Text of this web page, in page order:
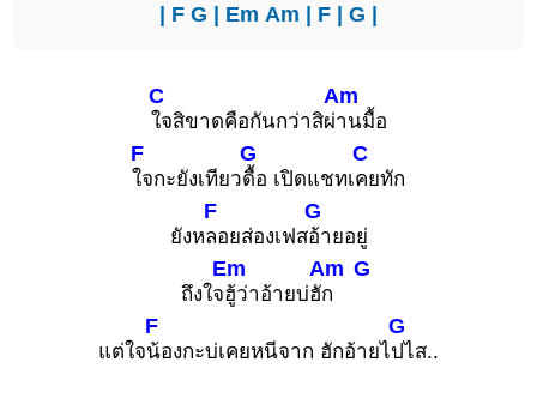
| F G | Em Am | F | G |
C
ใจสิขาดคือกันกว่าสิผ่
Am
านมื้อ
F
ใจกะยังเทียว
G
ดื้อ เปิดแชทเ
C
คยทัก
ยังห
F
ลอยส่องเฟส
G
อ้ายอยู่
ถึงใจ
Em
ฮู้ว่าอ้ายบ่ฮั
Am
ก
G
แต่ใจ
F
น้องกะบ่เคยหนีจาก ฮักอ้ายไ
G
ปไส..